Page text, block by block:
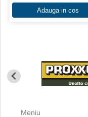
Adauga in cos
Meniu